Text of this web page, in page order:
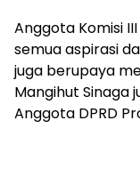
Anggota Komisi
semua aspirasi
juga berupaya
Mangihut Sinaga
Anggota DPRD